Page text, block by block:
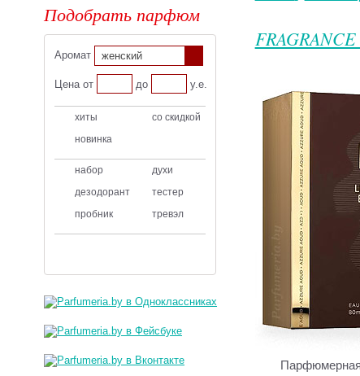
Подобрать парфюм
Аромат женский
Цена от до у.е.
хиты
со скидкой
новинка
набор
духи
дезодорант
тестер
пробник
тревэл